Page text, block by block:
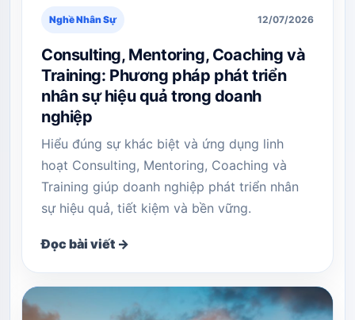
Nghề Nhân Sự 12/07/2026
Consulting, Mentoring, Coaching và
Training: Phương pháp phát triển
nhân sự hiệu quả trong doanh
nghiệp
Hiểu đúng sự khác biệt và ứng dụng linh
hoạt Consulting, Mentoring, Coaching và
Training giúp doanh nghiệp phát triển nhân
sự hiệu quả, tiết kiệm và bền vững.
Đọc bài viết →